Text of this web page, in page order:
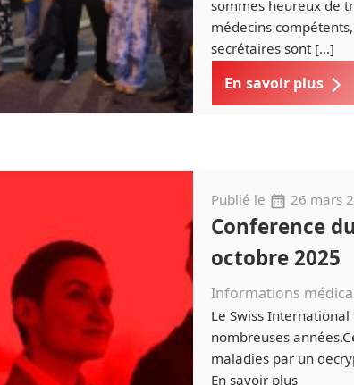
sommes heureux de
médecins
secrétaires sont […]
En savoir plus
Publié le 26 mars
Conference
octobre 2025
Informations
Le Swiss
nombreuses
maladies par un
En savoir plus